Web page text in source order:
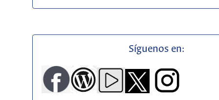
Síguenos en: